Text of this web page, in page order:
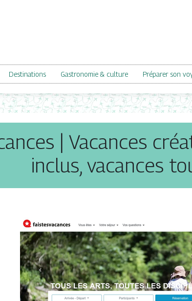
Destinations Gastronomie & culture Préparer son
| Vacances
inclus, vacances